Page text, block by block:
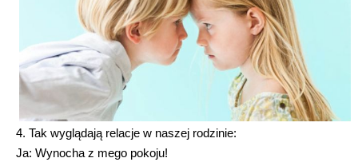
4. Tak wyglądają relacje w naszej rodzinie:
Ja: Wynocha z mego pokoju!